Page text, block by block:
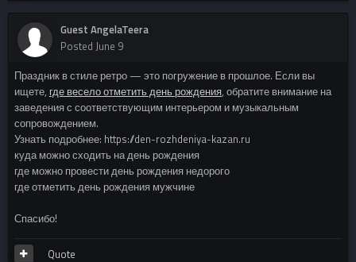
Guest AngelaTeera
Posted June 9
Праздник в стиле ретро — это погружение в прошлое. Если вы
ищете, где весело отметить день рождения, обратите внимание на
заведения с соответствующим интерьером и музыкальным
сопровождением.
Узнать подробнее: https://den-rozhdeniya-kazan.ru
куда можно сходить на день рождения
где можно провести день рождения недорого
где отметить день рождения мужчине
Спасибо!
Quote